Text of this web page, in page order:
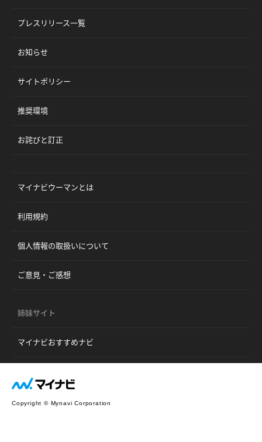
プレスリリース一覧
お知らせ
サイトポリシー
推奨環境
お詫びと訂正
マイナビウーマンとは
利用規約
個人情報の取扱いについて
ご意見・ご感想
姉妹サイト
マイナビおすすめナビ
Copyright © Mynavi Corporation